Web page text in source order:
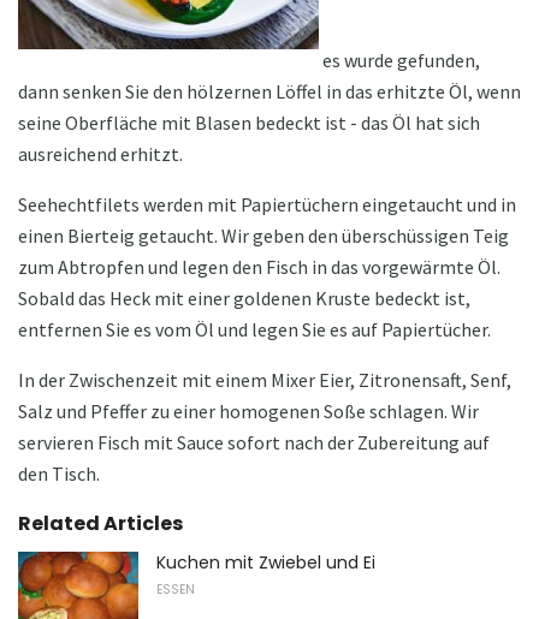
es wurde gefunden,
dann senken Sie den hölzernen Löffel in das erhitzte Öl, wenn
seine Oberfläche mit Blasen bedeckt ist - das Öl hat sich
ausreichend erhitzt.
Seehechtfilets werden mit Papiertüchern eingetaucht und in
einen Bierteig getaucht. Wir geben den überschüssigen Teig
zum Abtropfen und legen den Fisch in das vorgewärmte Öl.
Sobald das Heck mit einer goldenen Kruste bedeckt ist,
entfernen Sie es vom Öl und legen Sie es auf Papiertücher.
In der Zwischenzeit mit einem Mixer Eier, Zitronensaft, Senf,
Salz und Pfeffer zu einer homogenen Soße schlagen. Wir
servieren Fisch mit Sauce sofort nach der Zubereitung auf
den Tisch.
Related Articles
Kuchen mit Zwiebel und Ei
ESSEN